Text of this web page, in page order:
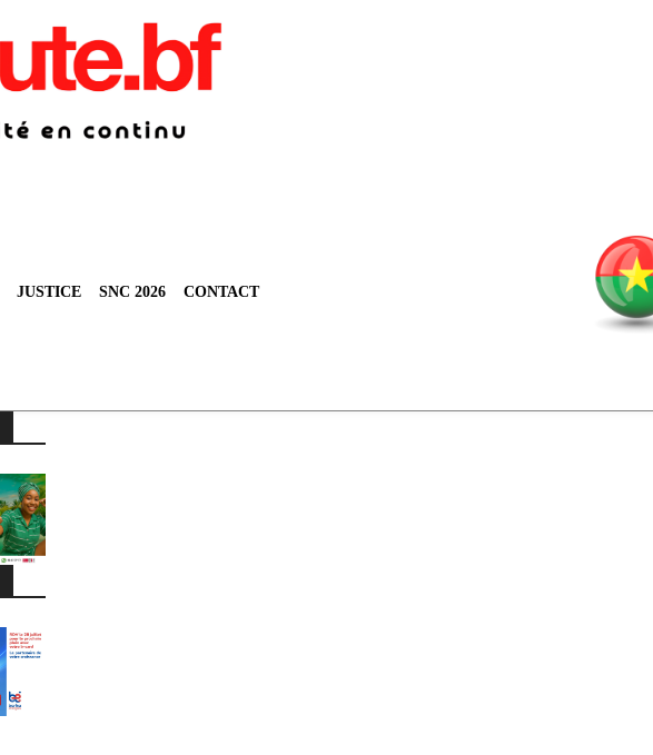
JUSTICE SNC 2026 CONTACT